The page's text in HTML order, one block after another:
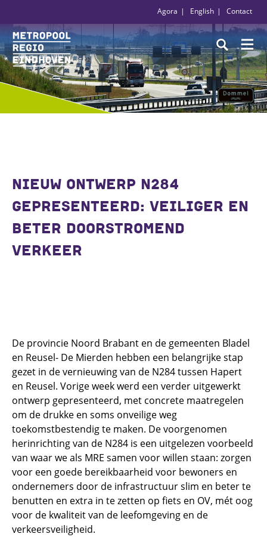
Agora English Contact
NIEUW ONTWERP N284
GEPRESENTEERD: VEILIGER EN
BETER DOORSTROMEND
VERKEER
De provincie Noord Brabant en de gemeenten Bladel
en Reusel- De Mierden hebben een belangrijke stap
gezet in de vernieuwing van de N284 tussen Hapert
en Reusel. Vorige week werd een verder uitgewerkt
ontwerp gepresenteerd, met concrete maatregelen
om de drukke en soms onveilige weg
toekomstbestendig te maken. De voorgenomen
herinrichting van de N284 is een uitgelezen voorbeeld
van waar we als MRE samen voor willen staan: zorgen
voor een goede bereikbaarheid voor bewoners en
ondernemers door de infrastructuur slim en beter te
benutten en extra in te zetten op fiets en OV, mét oog
voor de kwaliteit van de leefomgeving en de
verkeersveiligheid.